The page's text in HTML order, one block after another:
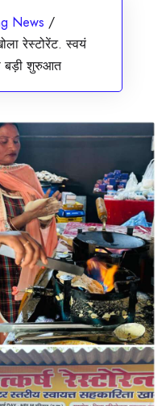
News /
रेस्टोरेंट. स्वयं
बड़ी शुरुआत